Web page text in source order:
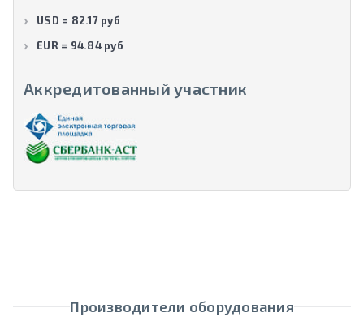
USD = 82.17 руб
EUR = 94.84 руб
Аккредитованный участник
Производители оборудования